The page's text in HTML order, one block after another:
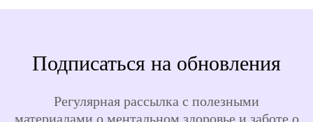
Подписаться на обновления
Регулярная рассылка с полезными
материалами о ментальном здоровье и заботе о